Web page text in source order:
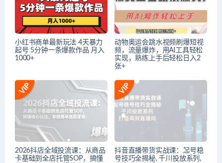
小红书商单最新玩法 4天暴力
起号 5分钟一条爆款作品 月入
1000+
动物奥运会跳水视频刷爆短视
频，流量爆炸，用AI工具轻松
实现，熟练上手后轻松日入2
张+
2026抖店全域投流课：从商品
卡基础到全店托管SOP，搞懂
抖音直播带货实战课：起号稳
号技巧全揭秘, 千川投放系列,